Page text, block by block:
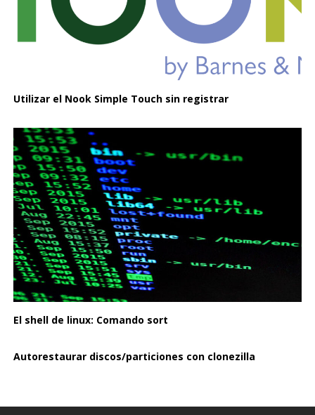
Utilizar el Nook Simple Touch sin registrar
El shell de linux: Comando sort
Autorestaurar discos/particiones con clonezilla